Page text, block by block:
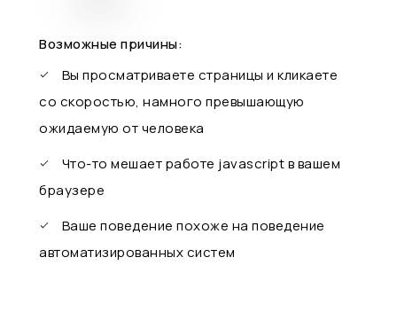
Возможные причины:
Вы просматриваете страницы и кликаете
со скоростью, намного превышающую
ожидаемую от человека
Что-то мешает работе javascript в вашем
браузере
Ваше поведение похоже на поведение
автоматизированных систем